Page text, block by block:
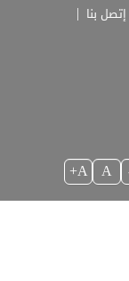
إتصل بنا
A
A+